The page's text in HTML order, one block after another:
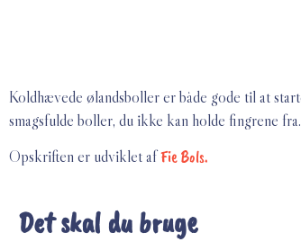
Koldhævede ølandsboller er både gode til at
smagsfulde boller, du ikke kan holde fingrene fra.
Opskriften er udviklet afFie Bols.
Det skal du bruge